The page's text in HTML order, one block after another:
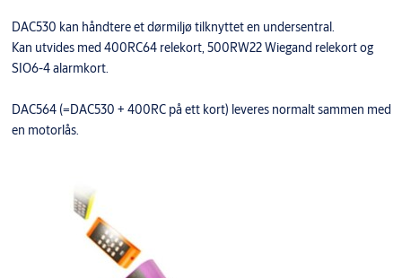
DAC530 kan håndtere et dørmiljø tilknyttet en undersentral.
Kan utvides med 400RC64 relekort, 500RW22 Wiegand relekort og
SIO6-4 alarmkort.
DAC564 (=DAC530 + 400RC på ett kort) leveres normalt sammen med
en motorlås.